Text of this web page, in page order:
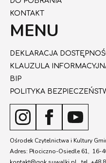
KONTAKT
MENU
DEKLARACJA
KLAUZULA
BIP
POLITYKA
Ośrodek Czytelnictwa i Kultury
Adres: Płociczno-Osiedle 61, 16-